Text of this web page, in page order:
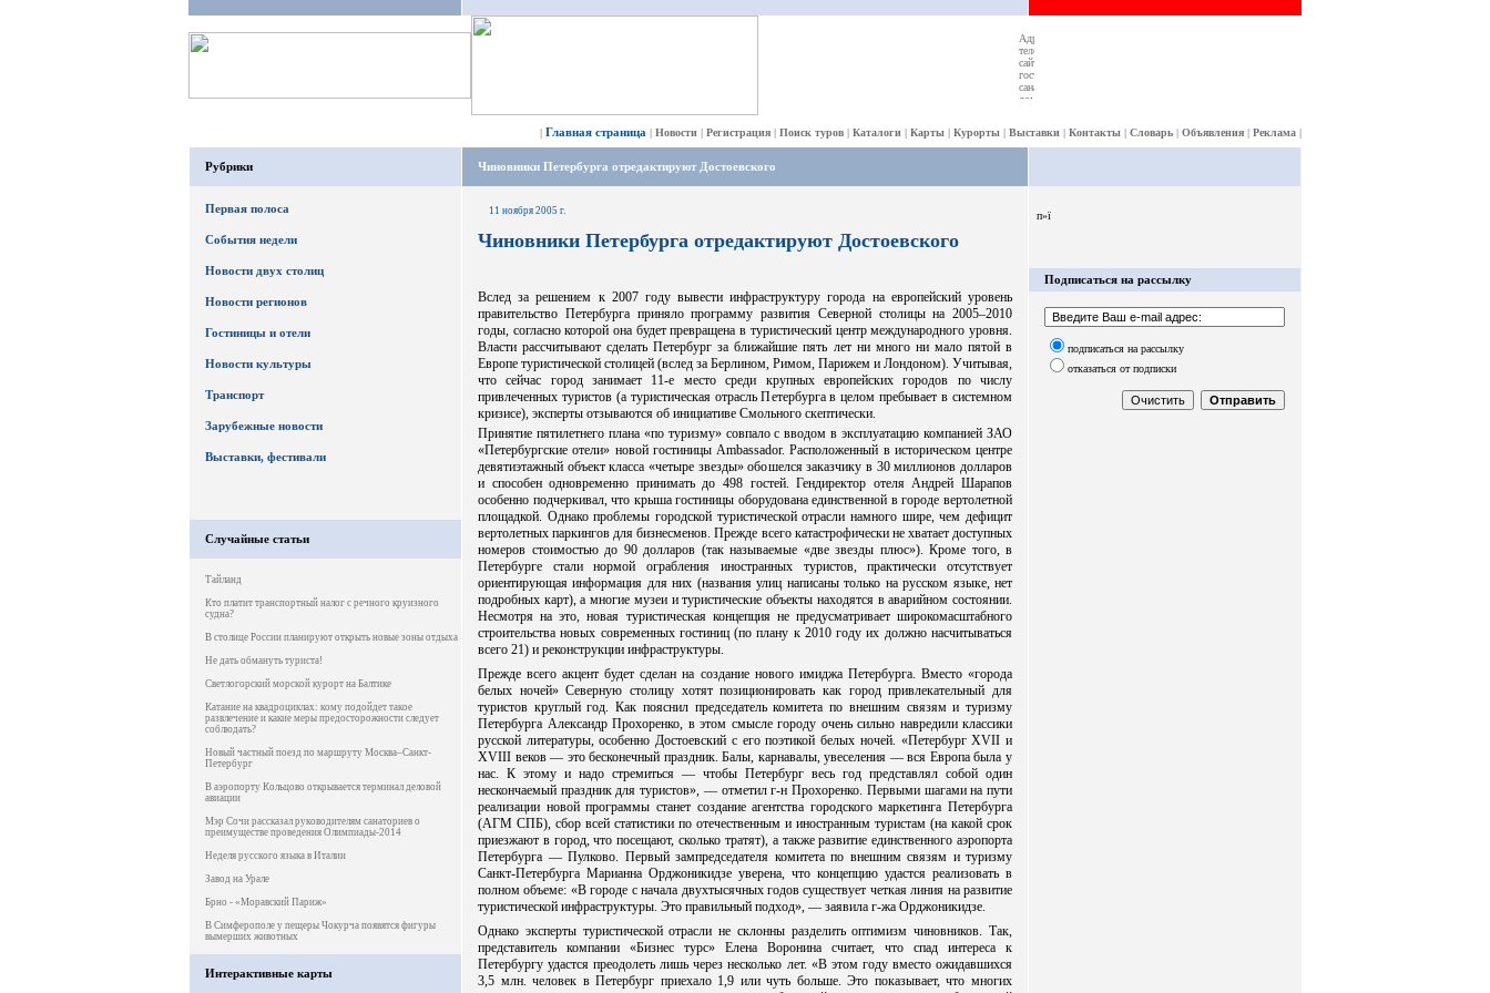
| Главная страница | Новости | Регистрация | Поиск туров | Каталоги | Карты | Курорты | Выставки | Контакты | Словарь | Объявления | Реклама |
Рубрики
Первая полоса
События недели
Новости двух столиц
Новости регионов
Гостиницы и отели
Новости культуры
Транспорт
Зарубежные новости
Выставки, фестивали
Случайные статьи
Тайланд
Кто платит транспортный налог с речного круизного
судна?
В столице России планируют открыть новые зоны отдыха
Не дать обмануть туриста!
Светлогорский морской курорт на Балтике
Катание на квадроциклах: кому подойдет такое
развлечение и какие меры предосторожности следует
соблюдать?
Новый частный поезд по маршруту Москва–Санкт-
Петербург
В аэропорту Кольцово открывается терминал деловой
авиации
Мэр Сочи рассказал руководителям санаториев о
преимуществе проведения Олимпиады-2014
Неделя русского языка в Италии
Завод на Урале
Брно - «Моравский Париж»
В Симферополе у пещеры Чокурча появятся фигуры
вымерших животных
Интерактивные карты
Чиновники Петербурга отредактируют Достоевского
11 ноября 2005 г.
Чиновники Петербурга отредактируют Достоевского
Вслед за решением к 2007 году вывести инфраструктуру города на европейский уровень
правительство Петербурга приняло программу развития Северной столицы на 2005–2010
годы, согласно которой она будет превращена в туристический центр международного уровня.
Власти рассчитывают сделать Петербург за ближайшие пять лет ни много ни мало пятой в
Европе туристической столицей (вслед за Берлином, Римом, Парижем и Лондоном). Учитывая,
что сейчас город занимает 11-е место среди крупных европейских городов по числу
привлеченных туристов (а туристическая отрасль Петербурга в целом пребывает в системном
кризисе), эксперты отзываются об инициативе Смольного скептически.
Принятие пятилетнего плана «по туризму» совпало с вводом в эксплуатацию компанией ЗАО
«Петербургские отели» новой гостиницы Ambassador. Расположенный в историческом центре
девятиэтажный объект класса «четыре звезды» обошелся заказчику в 30 миллионов долларов
и способен одновременно принимать до 498 гостей. Гендиректор отеля Андрей Шарапов
особенно подчеркивал, что крыша гостиницы оборудована единственной в городе вертолетной
площадкой. Однако проблемы городской туристической отрасли намного шире, чем дефицит
вертолетных паркингов для бизнесменов. Прежде всего катастрофически не хватает доступных
номеров стоимостью до 90 долларов (так называемые «две звезды плюс»). Кроме того, в
Петербурге стали нормой ограбления иностранных туристов, практически отсутствует
ориентирующая информация для них (названия улиц написаны только на русском языке, нет
подробных карт), а многие музеи и туристические объекты находятся в аварийном состоянии.
Несмотря на это, новая туристическая концепция не предусматривает широкомасштабного
строительства новых современных гостиниц (по плану к 2010 году их должно насчитываться
всего 21) и реконструкции инфраструктуры.
Прежде всего акцент будет сделан на создание нового имиджа Петербурга. Вместо «города
белых ночей» Северную столицу хотят позиционировать как город привлекательный для
туристов круглый год. Как пояснил председатель комитета по внешним связям и туризму
Петербурга Александр Прохоренко, в этом смысле городу очень сильно навредили классики
русской литературы, особенно Достоевский с его поэтикой белых ночей. «Петербург XVII и
XVIII веков — это бесконечный праздник. Балы, карнавалы, увеселения — вся Европа была у
нас. К этому и надо стремиться — чтобы Петербург весь год представлял собой один
нескончаемый праздник для туристов», — отметил г-н Прохоренко. Первыми шагами на пути
реализации новой программы станет создание агентства городского маркетинга Петербурга
(АГМ СПБ), сбор всей статистики по отечественным и иностранным туристам (на какой срок
приезжают в город, что посещают, сколько тратят), а также развитие единственного аэропорта
Петербурга — Пулково. Первый зампредседателя комитета по внешним связям и туризму
Санкт-Петербурга Марианна Орджоникидзе уверена, что концепцию удастся реализовать в
полном объеме: «В городе с начала двухтысячных годов существует четкая линия на развитие
туристической инфраструктуры. Это правильный подход», — заявила г-жа Орджоникидзе.
Однако эксперты туристической отрасли не склонны разделить оптимизм чиновников. Так,
представитель компании «Бизнес турс» Елена Воронина считает, что спад интереса к
Петербургу удастся преодолеть лишь через несколько лет. «В этом году вместо ожидавшихся
3,5 млн. человек в Петербург приехало 1,9 или чуть больше. Это показывает, что многих
п»ї
Подписаться на рассылку
подписаться на рассылку
отказаться от подписки